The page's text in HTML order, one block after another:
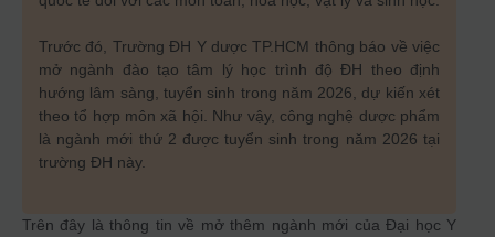
Trước đó, Trường ĐH Y dược TP.HCM thông báo về việc
mở ngành đào tạo tâm lý học trình độ ĐH theo định
hướng lâm sàng, tuyển sinh trong năm 2026, dự kiến xét
theo tổ hợp môn xã hội. Như vậy, công nghệ dược phẩm
là ngành mới thứ 2 được tuyển sinh trong năm 2026 tại
trường ĐH này.
Trên đây là thông tin về mở thêm ngành mới của Đại học Y